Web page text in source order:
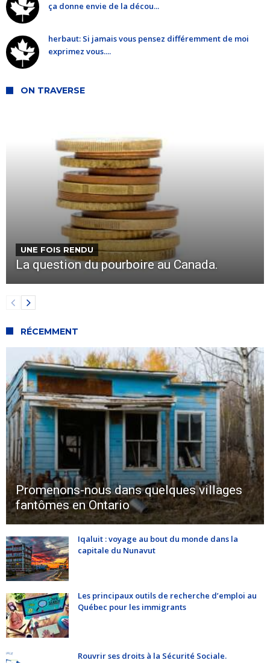
ça donne envie de la décou...
herbaut: Si jamais vous pensez différemment de moi
exprimez vous....
ON TRAVERSE
UNE FOIS RENDU
La question du pourboire au Canada.
RÉCEMMENT
Promenons-nous dans quelques villages
fantômes en Ontario
Iqaluit : voyage au bout du monde dans la
capitale du Nunavut
Les principaux outils de recherche d’emploi au
Québec pour les immigrants
Rouvrir ses droits à la Sécurité Sociale.